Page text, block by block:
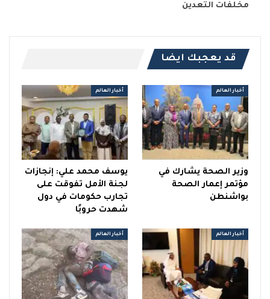
مخلفات التعدين
قد يعجبك ايضا
أخبار العالم
وزير الصحة يشارك في
مؤتمر إعمار الصحة
بواشنطن
أخبار العالم
يوسف محمد علي: إنجازات
لجنة الأمل تفوقت على
تجارب حكومات في دول
شهدت حروبًا
أخبار العالم أخبار العالم